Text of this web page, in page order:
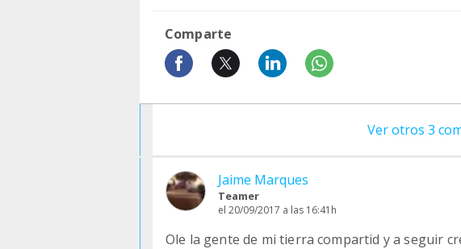
Comparte
Ver otros 3
Jaime Marques
Teamer
el 20/09/2017 a las 16:41h
Ole la gente de mi tierra compartid y a seguir